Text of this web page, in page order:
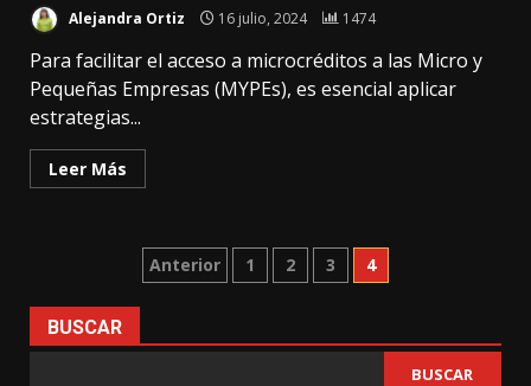
Alejandra Ortiz 16 julio, 2024 1474
Para facilitar el acceso a microcréditos a las Micro y
Pequeñas Empresas (MYPEs), es esencial aplicar
estrategias...
Leer Más
Paginación
entradas
Anterior 1 2 3 4
BUSCAR
BUSCAR